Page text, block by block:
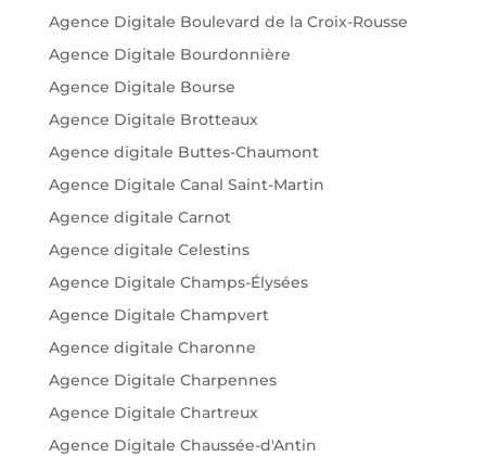
Agence Digitale Boulevard de la Croix-Rousse
Agence Digitale Bourdonnière
Agence Digitale Bourse
Agence Digitale Brotteaux
Agence digitale Buttes-Chaumont
Agence Digitale Canal Saint-Martin
Agence digitale Carnot
Agence digitale Celestins
Agence Digitale Champs-Élysées
Agence Digitale Champvert
Agence digitale Charonne
Agence Digitale Charpennes
Agence Digitale Chartreux
Agence Digitale Chaussée-d'Antin